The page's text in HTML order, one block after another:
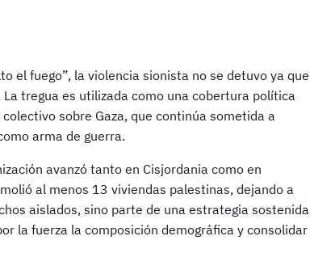
el fuego”, la violencia sionista no se detuvo ya que
tregua es utilizada como una cobertura política
sobre Gaza, que continúa sometida a
arma de guerra.
avanzó tanto en Cisjordania como en
al menos 13 viviendas palestinas, dejando a
aislados, sino parte de una estrategia sostenida
la fuerza la composición demográfica y consolidar